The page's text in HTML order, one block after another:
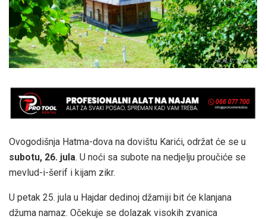
Ovogodišnja Hatma-dova na dovištu Karići, održat će se u
subotu, 26. jula. U noći sa subote na nedjelju proučiće se
mevlud-i-šerif i kijam zikr.
U petak 25. jula u Hajdar dedinoj džamiji bit će klanjana
džuma namaz. Očekuje se dolazak visokih zvanica